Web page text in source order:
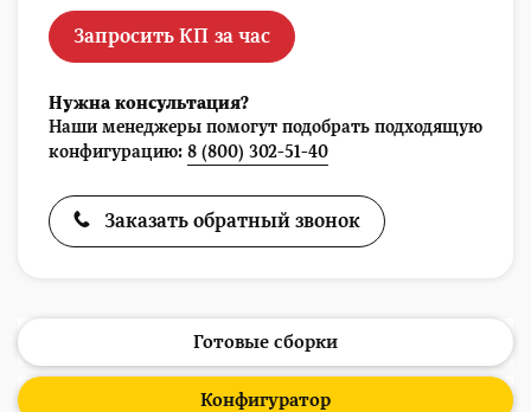
Запросить КП за час
Нужна консультация?
Наши менеджеры помогут подобрать подходящую
конфигурацию: 8 (800) 302-51-40
Заказать обратный звонок
Готовые сборки
Конфигуратор